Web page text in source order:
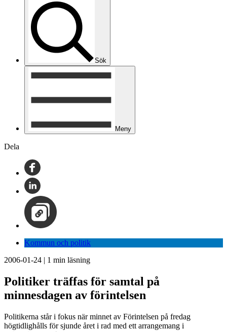
Sök
Meny
Dela
Kommun och politik
2006-01-24 | 1 min läsning
Politiker träffas för samtal på
minnesdagen av förintelsen
Politikerna står i fokus när minnet av Förintelsen på fredag
högtidlighålls för sjunde året i rad med ett arrangemang i